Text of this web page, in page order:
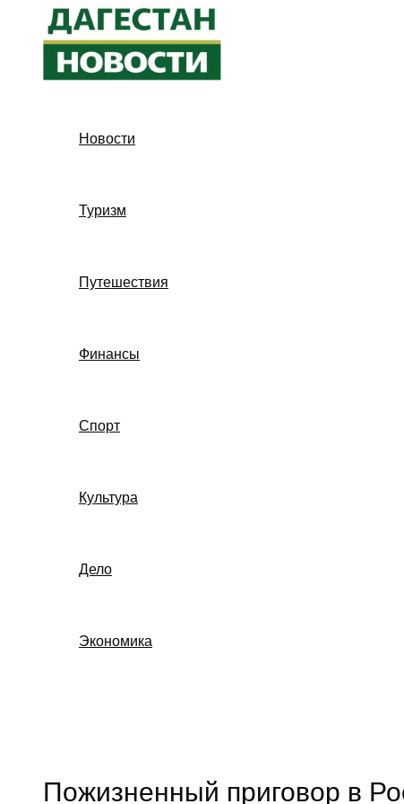
Перейти
содержимому
Новости
Туризм
Путешествия
Финансы
Спорт
Культура
Дело
Экономика
Пожизненный приговор в